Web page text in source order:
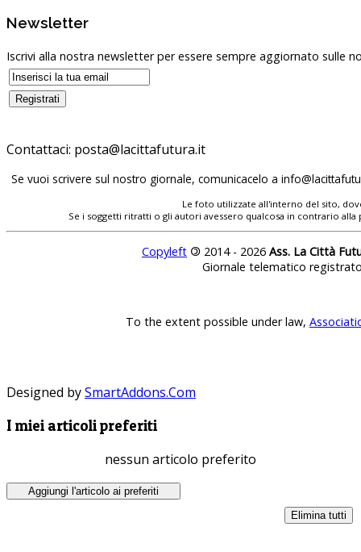
Newsletter
Iscrivi alla nostra newsletter per essere sempre aggiornato sulle
Contattaci:
Se vuoi scrivere sul nostro giornale, comunicacelo a
Le foto utilizzate all'interno del sito,
Se i soggetti ritratti o gli autori avessero qualcosa in contrario
Copyleft © 2014 - 2026 Ass. La Città
Giornale telematico
To the extent possible under law,
Designed bySmartAddons.Com
I miei articoli preferiti
nessun articolo preferito